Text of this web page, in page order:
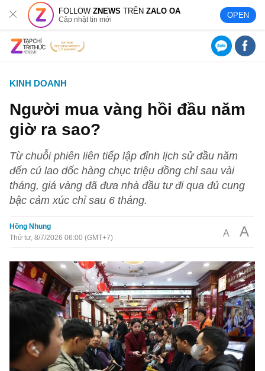
FOLLOWZNEWS TRÊNZALO OA
Cập nhật tin mới OPEN
KINH DOANH
Người mua vàng hồi đầu năm
giờ ra sao?
Từ chuỗi phiên liên tiếp lập đỉnh lịch sử đầu năm
đến cú lao dốc hàng chục triệu đồng chỉ sau vài
tháng, giá vàng đã đưa nhà đầu tư đi qua đủ cung
bậc cảm xúc chỉ sau 6 tháng.
Hồng Nhung
Thứ tư, 8/7/2026 06:00 (GMT+7)
A A